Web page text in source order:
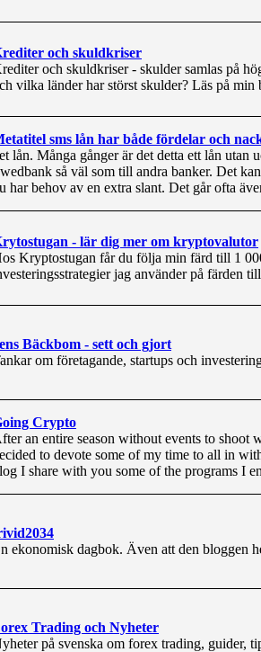
och skuldkriser
och skuldkriser - skulder samlas på
vilka länder har störst skulder? Läs på
sms lån har både fördelar och
lån. Många gånger är det detta ett lån utan
så väl som till andra banker. Det
har behov av en extra slant. Det går ofta
- lär dig mer om kryptovalutor
Kryptostugan får du följa min färd till 1
jag använder på färden
Bäckbom - sett och gjort
om företagande, startups och
Crypto
an entire season without events to shoot
to devote some of my time to all in
I share with you some of the programs I
ekonomisk dagbok. Även att den bloggen
Trading och Nyheter
på svenska om forex trading, guider,